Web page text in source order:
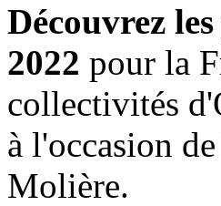
Découvrez
2022 pour la
collectivités
à l'occasion
Molière.